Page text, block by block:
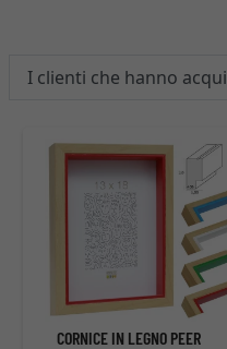
I clienti che hanno
CORNICE IN LEGNO PEER